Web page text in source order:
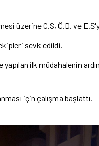
üzerine C.S, Ö.D. ve
sevk edildi.
yapılan ilk müdahalenin
için çalışma başlattı.
var